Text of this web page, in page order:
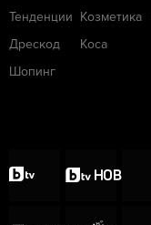
Тенденции
Дрескод
Шопинг
Козметика
Коса